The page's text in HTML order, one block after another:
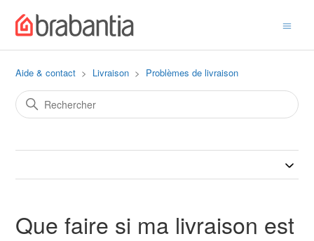
Aide & contact Livraison Problèmes de livraison
Que faire si ma livraison est